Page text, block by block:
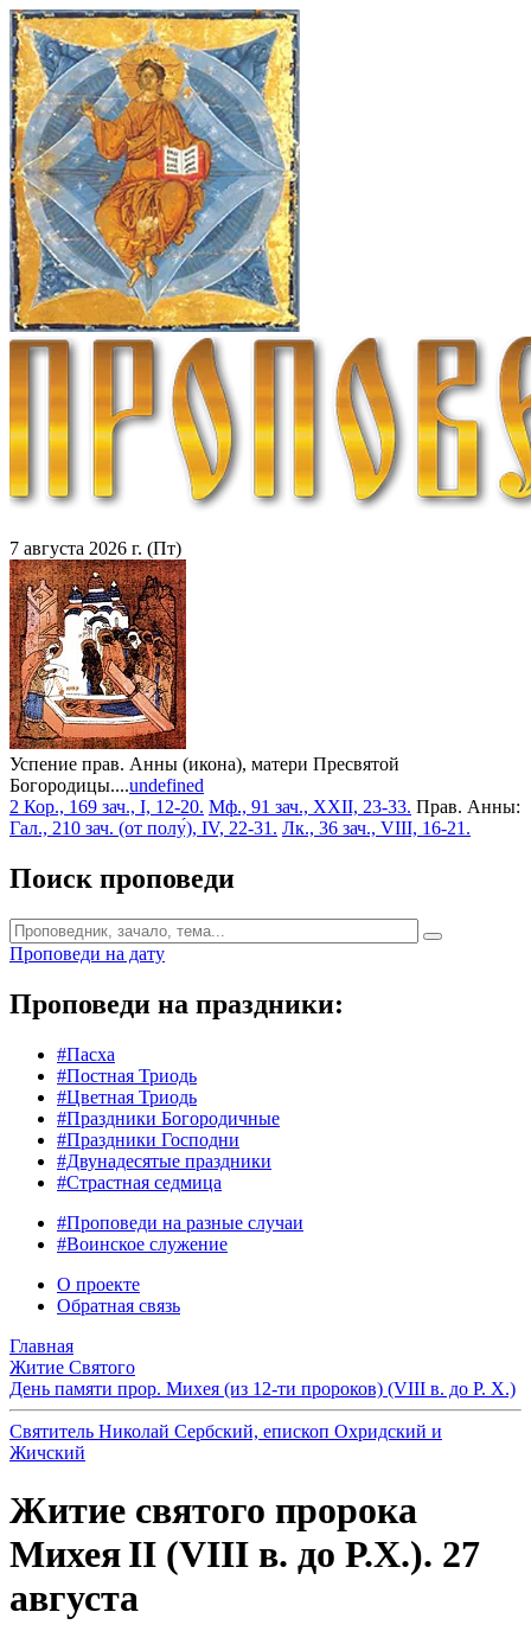
7 августа 2026 г. (Пт)
Успение прав. Анны (икона), матери Пресвятой
Богородицы....undefined
2 Кор., 169 зач., I, 12-20. Мф., 91 зач., XXII, 23-33. Прав. Анны:
Гал., 210 зач. (от полу́), IV, 22-31. Лк., 36 зач., VIII, 16-21.
Поиск проповеди
Проповеди на дату
Проповеди на праздники:
#Пасха
#Постная Триодь
#Цветная Триодь
#Праздники Богородичные
#Праздники Господни
#Двунадесятые праздники
#Страстная седмица
#Проповеди на разные случаи
#Воинское служение
О проекте
Обратная связь
Главная
Житие Святого
День памяти прор. Михея (из 12-ти пророков) (VIII в. до Р. Х.)
Святитель Николай Сербский, епископ Охридский и
Жичский
Житие святого пророка
Михея II (VIII в. до Р.Х.). 27
августа